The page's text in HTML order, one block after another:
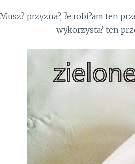
Musz? przyzna?, ?e robi?am ten
wykorzysta? ten